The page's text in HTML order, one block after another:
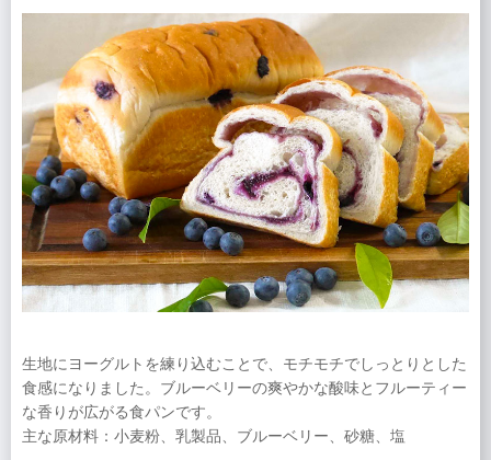
生地にヨーグルトを練り込むことで、モチモチでしっとりとした
食感になりました。ブルーベリーの爽やかな酸味とフルーティー
な香りが広がる食パンです。
主な原材料：小麦粉、乳製品、ブルーベリー、砂糖、塩